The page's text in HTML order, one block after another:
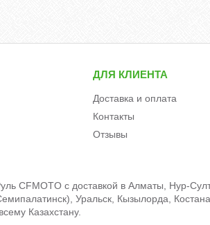
ДЛЯ КЛИЕНТА
Доставка и оплата
Контакты
Отзывы
CFMOTO c доставкой в Алматы, Нур-
Уральск, Кызылорда,
Казахстану.